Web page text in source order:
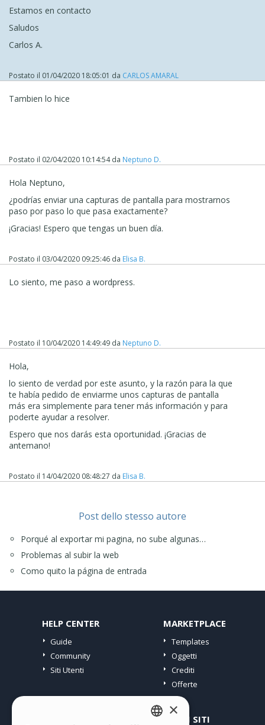
Estamos en contacto
Saludos
Carlos A.
Postato il 01/04/2020 18:05:01 da CARLOS AMARAL
Tambien lo hice
Postato il 02/04/2020 10:14:54da Neptuno D.
Hola Neptuno,
¿podrías enviar una capturas de pantalla para mostrarnos
paso por paso lo que pasa exactamente?
¡Gracias! Espero que tengas un buen día.
Postato il 03/04/2020 09:25:46 da Elisa B.
Lo siento, me paso a wordpress.
Postato il 10/04/2020 14:49:49 da Neptuno D.
Hola,
lo siento de verdad por este asunto, y la razón para la que
te había pedido de enviarme unos capturas de pantalla
más era simplemente para tener más información y para
poderte ayudar a resolver.
Espero que nos darás esta oportunidad. ¡Gracias de
antemano!
Postato il 14/04/2020 08:48:27 da Elisa B.
Post dello stesso autore
Porqué al exportar mi pagina, no sube algunas…
Problemas al subir la web
Como quito la página de entrada
HELP CENTER
Guide
Community
Siti Utenti
MARKETPLACE
Templates
Oggetti
Crediti
Offerte
ALTRI SITI
×